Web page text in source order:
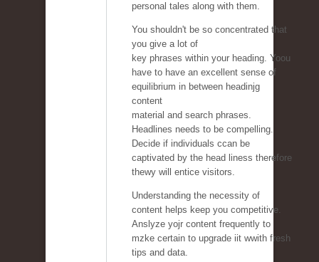
personal tales along with them.
You shouldn't be so concentrated that
you give a lot of
key phrases within your heading. Yoou
have to have an excellent sense of
equilibrium in between headinjg
content
material and search phrases.
Headlines needs to be compelling.
Decide if individuals ccan be
captivated by the head liness therefore
thewy will entice visitors.
Understanding the necessity of
content helps keep you competitive.
Anslyze yojr content frequently to
mzke certain to upgrade iit wwith fresh
tips and data.